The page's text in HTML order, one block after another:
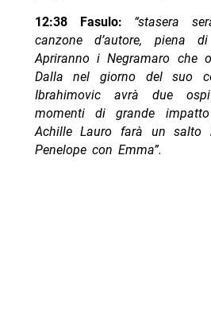
12:38 Fasulo: “stasera
canzone d’autore, piena
Apriranno i Negramaro che
Dalla nel giorno del suo
Ibrahimovic avrà due
momenti di grande
Achille Lauro farà un salto
Penelope con Emma”.